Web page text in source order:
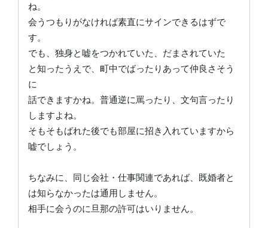
ね。
会うつもりがなければ素直にサインできるはずで
す。
でも、独身と嘘をつかれていた、だまされていた
と知ったうえで、町中でばったりあって仲良さそう
に
話できますかね。普通逆に罵ったり、文句言ったり
しますよね。
そもそもばれた後でも部屋に招き入れていますから
嘘でしょう。
ちなみに、同じ会社・仕事関連であれば、既婚者と
は知らなかったは通用しません。
相手に会うのに旦那の許可はいりません。